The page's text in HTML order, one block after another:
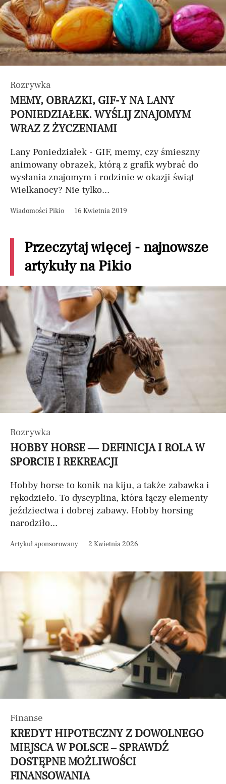
Rozrywka
MEMY, OBRAZKI, GIF-Y NA LANY
PONIEDZIAŁEK. WYŚLIJ ZNAJOMYM
WRAZ Z ŻYCZENIAMI
Lany Poniedziałek - GIF, memy, czy śmieszny
animowany obrazek, którą z grafik wybrać do
wysłania znajomym i rodzinie w okazji świąt
Wielkanocy? Nie tylko...
Wiadomości Pikio 16 Kwietnia 2019
Przeczytaj więcej - najnowsze
artykuły na Pikio
Rozrywka
HOBBY HORSE — DEFINICJA I ROLA W
SPORCIE I REKREACJI
Hobby horse to konik na kiju, a także zabawka i
rękodzieło. To dyscyplina, która łączy elementy
jeździectwa i dobrej zabawy. Hobby horsing
narodziło...
Artykuł sponsorowany 2 Kwietnia 2026
Finanse
KREDYT HIPOTECZNY Z DOWOLNEGO
MIEJSCA W POLSCE – SPRAWDŹ
DOSTĘPNE MOŻLIWOŚCI
FINANSOWANIA